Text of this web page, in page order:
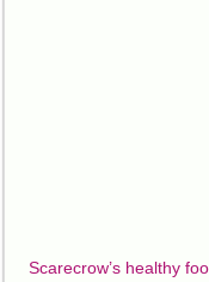
Scarecrow’s healthy